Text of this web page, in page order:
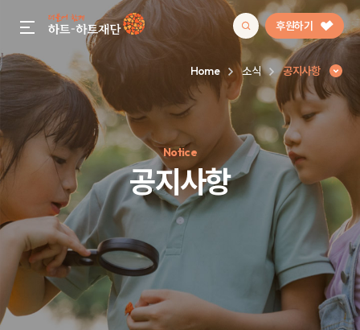
gnb menu open 후원하기
인기 키워드
#정기후원#하트플레이스#캠페인#팬덤후원
Home 소식 공지사항
Notice
공지사항